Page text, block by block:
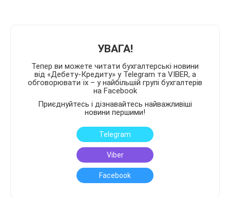
УВАГА!
Тепер ви можете читати бухгалтерські новини
від «Дебету-Кредиту» у Telegram та VIBER, а
обговорювати їх – у найбільшій групі бухгалтерів
на Facebook
Приєднуйтесь і дізнавайтесь найважливіші
новини першими!
Telegram
Viber
Facebook